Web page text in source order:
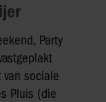
Party
van sociale
Pluis (die